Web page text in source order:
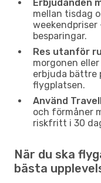
Erbjudanden
mellan tisdag
besparingar.
Res utanför
morgonen
erbjuda bättre
flygplatsen.
Använd
och förmåner
riskfritt i 30
När du ska
bästa